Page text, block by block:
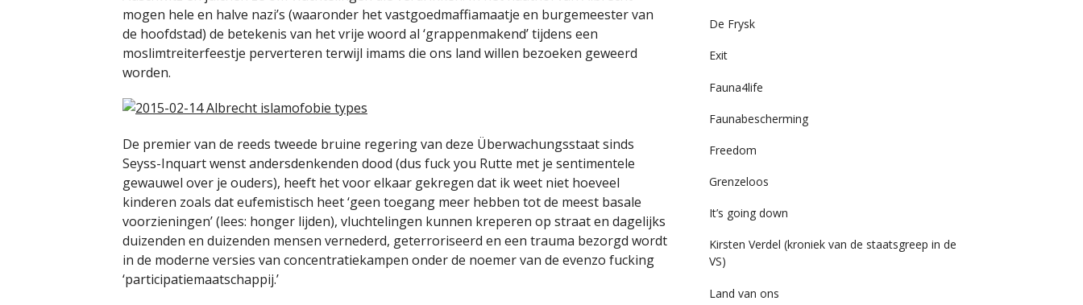
mogen hele en halve nazi’s (waaronder het vastgoedmaffiamaatje en burgemeester van
de hoofdstad) de betekenis van het vrije woord al ‘grappenmakend’ tijdens een
moslimtreiterfeestje perverteren terwijl imams die ons land willen bezoeken geweerd
worden.
De premier van de reeds tweede bruine regering van deze Überwachungsstaat sinds
Seyss-Inquart wenst andersdenkenden dood (dus fuck you Rutte met je sentimentele
gewauwel over je ouders), heeft het voor elkaar gekregen dat ik weet niet hoeveel
kinderen zoals dat eufemistisch heet ‘geen toegang meer hebben tot de meest basale
voorzieningen’ (lees: honger lijden), vluchtelingen kunnen kreperen op straat en dagelijks
duizenden en duizenden mensen vernederd, geterroriseerd en een trauma bezorgd wordt
in de moderne versies van concentratiekampen onder de noemer van de evenzo fucking
‘participatiemaatschappij.’
De Frysk
Exit
Fauna4life
Faunabescherming
Freedom
Grenzeloos
It’s going down
Kirsten Verdel (kroniek van de staatsgreep in de
VS)
Land van ons